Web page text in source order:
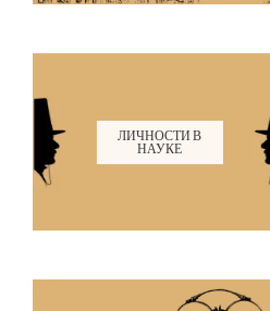
ЛИЧНОСТИ В
НАУКЕ